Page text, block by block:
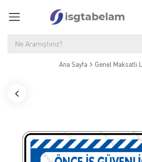
Ana Sayfa Genel Maksatlı